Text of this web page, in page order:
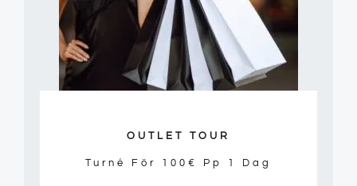
OUTLET TOUR
Turné För 100€ Pp 1 Dag